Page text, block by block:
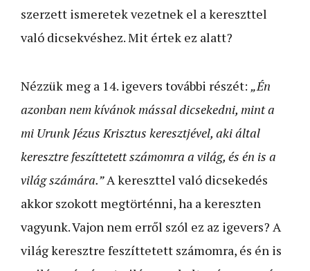
szerzett ismeretek vezetnek el a kereszttel
való dicsekvéshez. Mit értek ez alatt?
Nézzük meg a 14. igevers további részét: „Én
azonban nem kívánok mással dicsekedni, mint a
mi Urunk Jézus Krisztus keresztjével, aki által
keresztre feszíttetett számomra a világ, és én is a
világ számára.”A kereszttel való dicsekedés
akkor szokott megtörténni, ha a kereszten
vagyunk. Vajon nem erről szól ez az igevers? A
világ keresztre feszíttetett számomra, és én is